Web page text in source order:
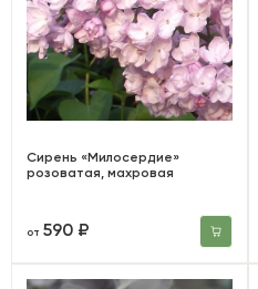
Сирень «Милосердие»
розоватая, махровая
от590 ₽